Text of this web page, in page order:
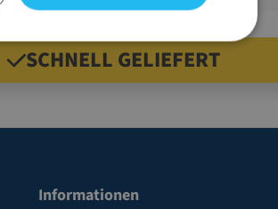
SCHNELL GELIEFERT
Informationen